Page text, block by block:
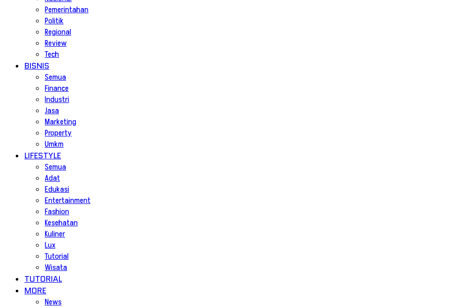
Pemerintahan
Politik
Regional
Review
Tech
BISNIS
Semua
Finance
Industri
Jasa
Marketing
Property
Umkm
LIFESTYLE
Semua
Adat
Edukasi
Entertainment
Fashion
Kesehatan
Kuliner
Lux
Tutorial
Wisata
TUTORIAL
MORE
News